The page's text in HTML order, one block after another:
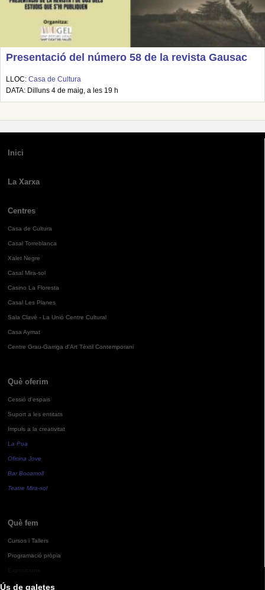
Ús de galetes
Presentació del número 58 de la revista Gausac
LLOC: Casa de Cultura
DATA: Dilluns 4 de maig, a les 19 h
Inici
La Xarxa
Centres
Casa de Cultura
Casal Torreblanca
Xalet Negre
Casal Mira-sol
Casino La Floresta
Casal Les Planes
Sala Clavé - La Unió Centre Cultural
Casa Aymat
Centre Grau-Garriga d'Art Tèxtil Contemporani
Què oferim
Cessió d'espais
Suport a les entitats
Impuls a la creativitat
La Pua
Oficina Jove
Bar Bocamoll
Teatre Mira-sol
Què fem
Cursos i Tallers
Programació pròpia